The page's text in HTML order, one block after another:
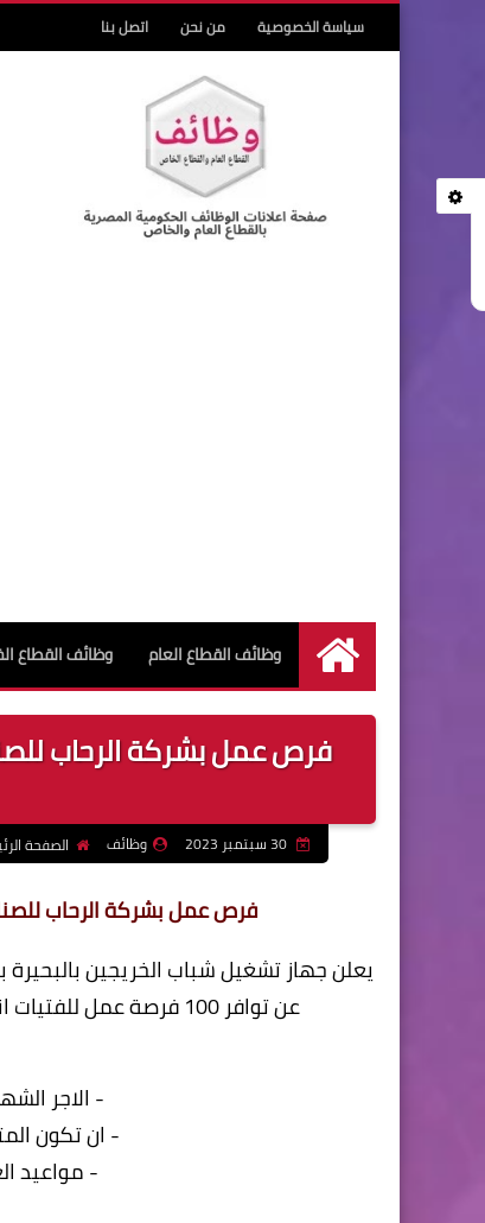
سياسة الخصوصية من نحن اتصل بنا
الرئيسية
وظائف القطاع العام وظائف القطاع
30 سبتمبر 2023 وظائف الصفحة
فرص عمل بشركة الرحاب للصناعات الغذائية 100
يعلن جهاز تشغيل شباب الخريجين
عن توافر 100 فرصة عمل للفتيات اناث فقط عاملات بقسم الخضار وتجهيز ورق عنب العمل فوراً
- الاجر الشهرى 2500 جنيه + حوافز
- ان تكون
- مواعيد العمل